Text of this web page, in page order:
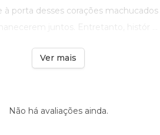
porta desses corações
juntos. Entretanto, histór ...
Ver mais
Não há avaliações ainda.